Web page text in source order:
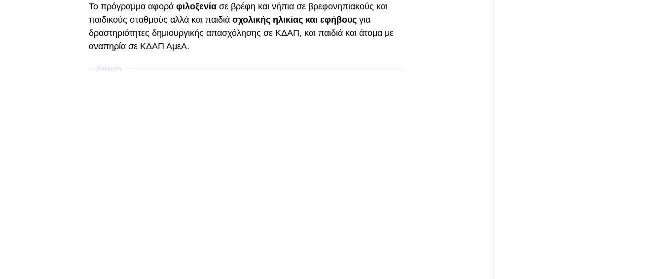
Το πρόγραμμα αφορά φιλοξενία σε βρέφη και νήπια σε βρεφονηπιακούς και
παιδικούς σταθμούς αλλά και παιδιά σχολικής ηλικίας και εφήβους για
δραστηριότητες δημιουργικής απασχόλησης σε ΚΔΑΠ, και παιδιά και άτομα με
αναπηρία σε ΚΔΑΠ ΑμεΑ.